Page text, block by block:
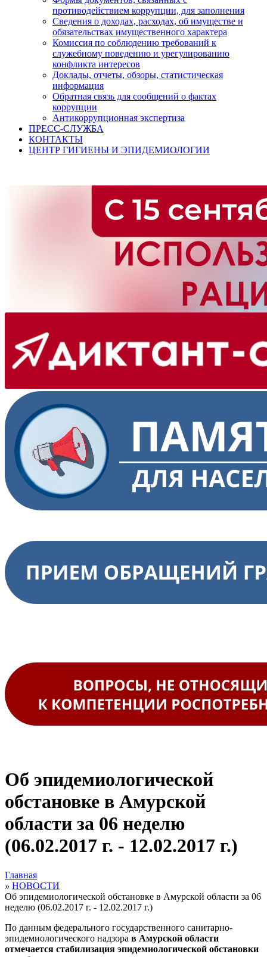
противодействием коррупции, для заполнения
Сведения о доходах, расходах, об имуществе и
обязательствах имущественного характера
Комиссия по соблюдению требований к
служебному поведению и урегулированию
конфликта интересов
Доклады, отчеты, обзоры, статистическая
информация
Обратная связь для сообщений о фактах
коррупции
Антикоррупционная экспертиза
ПРЕСС-СЛУЖБА
КОНТАКТЫ
ЦЕНТР ГИГИЕНЫ И ЭПИДЕМИОЛОГИИ
Об эпидемиологической
обстановке в Амурской
области за 06 неделю
(06.02.2017 г. - 12.02.2017 г.)
Главная
» НОВОСТИ
Об эпидемиологической обстановке в Амурской области за 06
неделю (06.02.2017 г. - 12.02.2017 г.)
По данным федерального государственного санитарно-
эпидемиологического надзора в Амурской области
отмечается стабилизация эпидемиологической обстановки